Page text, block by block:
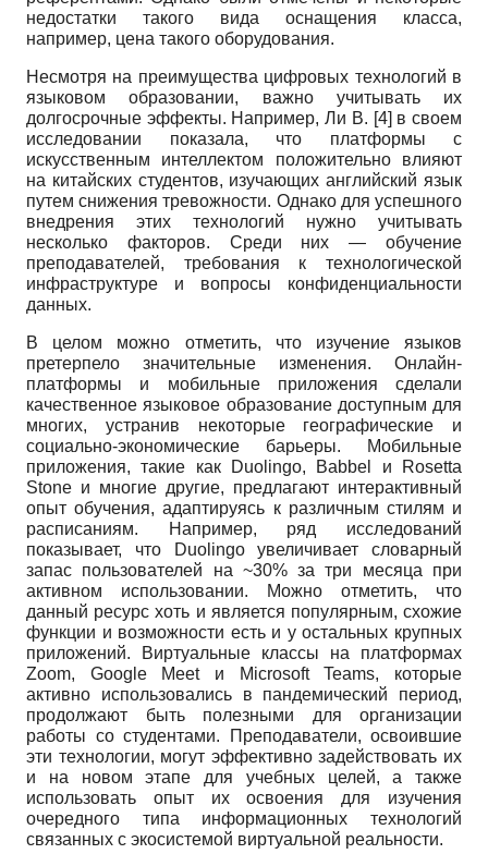
недостатки такого вида оснащения класса,
например, цена такого оборудования.
Несмотря на преимущества цифровых технологий в
языковом образовании, важно учитывать их
долгосрочные эффекты. Например, Ли В. [4] в своем
исследовании показала, что платформы с
искусственным интеллектом положительно влияют
на китайских студентов, изучающих английский язык
путем снижения тревожности. Однако для успешного
внедрения этих технологий нужно учитывать
несколько факторов. Среди них — обучение
преподавателей, требования к технологической
инфраструктуре и вопросы конфиденциальности
данных.
В целом можно отметить, что изучение языков
претерпело значительные изменения. Онлайн-
платформы и мобильные приложения сделали
качественное языковое образование доступным для
многих, устранив некоторые географические и
социально-экономические барьеры. Мобильные
приложения, такие как Duolingo, Babbel и Rosetta
Stone и многие другие, предлагают интерактивный
опыт обучения, адаптируясь к различным стилям и
расписаниям. Например, ряд исследований
показывает, что Duolingo увеличивает словарный
запас пользователей на ~30% за три месяца при
активном использовании. Можно отметить, что
данный ресурс хоть и является популярным, схожие
функции и возможности есть и у остальных крупных
приложений. Виртуальные классы на платформах
Zoom, Google Meet и Microsoft Teams, которые
активно использовались в пандемический период,
продолжают быть полезными для организации
работы со студентами. Преподаватели, освоившие
эти технологии, могут эффективно задействовать их
и на новом этапе для учебных целей, а также
использовать опыт их освоения для изучения
очередного типа информационных технологий
связанных с экосистемой виртуальной реальности.